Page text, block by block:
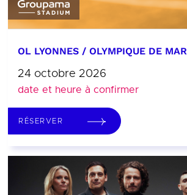
OL LYONNES / OLYMPIQUE DE
24 octobre 2026
date et heure à confirmer
RÉSERVER